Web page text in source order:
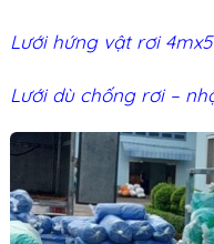
Lưới hứng vật rơi
Lưới dù chống rơi –